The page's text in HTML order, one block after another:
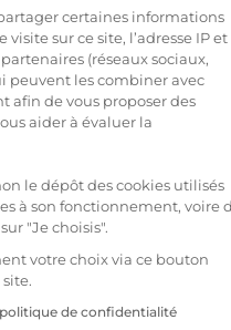
certaines informations
sur ce site, l’adresse IP et
(réseaux sociaux,
peuvent les combiner avec
afin de vous proposer des
aider à évaluer la
le dépôt des cookies utilisés
à son fonctionnement, voire
"Je choisis".
votre choix via ce bouton
de confidentialité
repose donc
et les habitudes
de la
.
: plus
plus
est imbattable. Il
peu